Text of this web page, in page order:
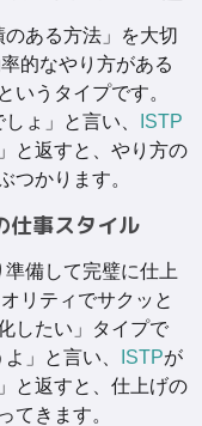
ある方法」を大切
的なやり方がある
いうタイプです。
ょ」と言い、
ISTP
と返すと、やり方の
つかります。
仕事スタイル
備して完璧に仕上
リティでサクッと
したい」タイプで
」と言い、 ISTPが
と返すと、仕上げの
てきます。